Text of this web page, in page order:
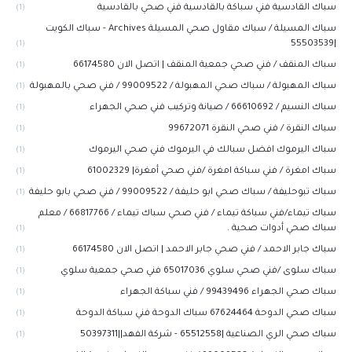
سباك القادسية فني سباكة بالقادسية فني صحي بالقادسية (1)
سباك المسيلة / سباك مقاول صحي المسيلة Archives - سباك الكويت
(1)
سباك المنقف / فني صحي جمعية المنقف | اتصل الان 66174580 (1)
سباك المهبولة / سباك صحي المهبولة / 99009522 / فني صحي بالمهبولة (1)
سباك النسيم / 66610692 / صيانة وتركيب فني صحي الجهراء (1)
سباك النقرة / فني صحي النقرة 99672071 (1)
سباك اليرموك افضل سبالك في اليرموك فني صحي اليرموك (1)
سباك امغرة / فني سباكة امغرة /فني صحي أمغرة| 61002329 (1)
سباك تبوحليفة / سباك صحي ابو حليفة / 99009522 / فني صحي بابو حليفة (1)
سباك تيماء/فني سباكة تيماء / فني صحي سباك تيماء / 66817766 / معلم
سباك صحي أدوات صحية .
(1)
سباك جابر الاحمد / فني صحي جابر الاحمد | اتصل الان 66174580 (1)
سباك سلوى /فني صحي سلوي 65017036 فني صحي جمعية سلوي (1)
سباك صحي الجهراء 99439496 / فني سباكة الجهراء (1)
سباك صحي الدوحة 67624464 سباك الدوحة فني سباكة الدوحة (1)
سباك صحي الري الصناعية |65512558 - شركة الفهد||50397311 (1)